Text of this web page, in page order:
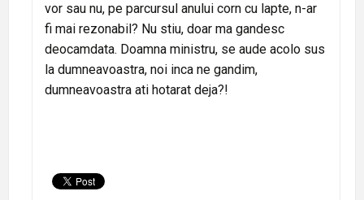
vor sau nu, pe parcursul anului corn cu lapte, n-ar
fi mai rezonabil? Nu stiu, doar ma gandesc
deocamdata. Doamna ministru, se aude acolo sus
la dumneavoastra, noi inca ne gandim,
dumneavoastra ati hotarat deja?!